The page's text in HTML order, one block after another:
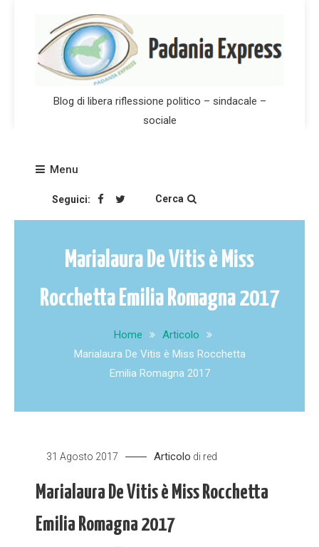
Blog di libera riflessione politico – sindacale –
sociale
Menu
Seguici: Cerca
Marialaura De Vitis è Miss
Rocchetta Emilia Romagna 2017
Home
Articolo
Marialaura De Vitis è Miss Rocchetta
Emilia Romagna 2017
31 Agosto 2017 Articolo di red
Marialaura De Vitis è Miss Rocchetta
Emilia Romagna 2017